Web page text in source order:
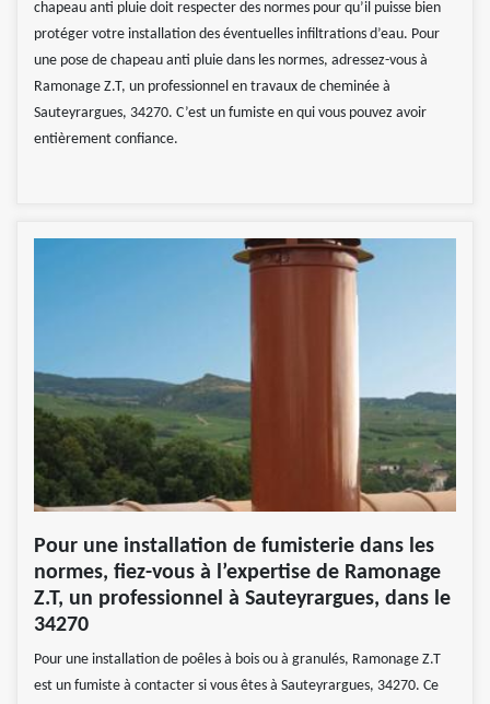
chapeau anti pluie doit respecter des normes pour qu’il puisse bien
protéger votre installation des éventuelles infiltrations d’eau. Pour
une pose de chapeau anti pluie dans les normes, adressez-vous à
Ramonage Z.T, un professionnel en travaux de cheminée à
Sauteyrargues, 34270. C’est un fumiste en qui vous pouvez avoir
entièrement confiance.
Pour une installation de fumisterie dans les
normes, fiez-vous à l’expertise de Ramonage
Z.T, un professionnel à Sauteyrargues, dans le
34270
Pour une installation de poêles à bois ou à granulés, Ramonage Z.T
est un fumiste à contacter si vous êtes à Sauteyrargues, 34270. Ce